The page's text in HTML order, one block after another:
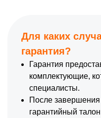
Для каких
гарантия?
Гарантия
комплектующие,
специалисты.
После
гарантийный